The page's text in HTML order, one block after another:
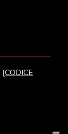
[CODICE